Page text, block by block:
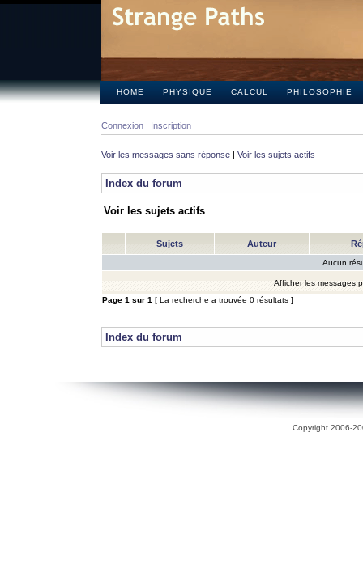
HOME PHYSIQUE CALCUL PHILOSOPHIE
Connexion Inscription
Voir les messages sans réponse | Voir les sujets actifs
Index du forum
Voir les sujets actifs
Sujets Auteur
Aucun
Afficher les messages
Page 1 sur 1 [ La recherche a trouvée 0 résultats ]
Index du forum
Copyright 2006-